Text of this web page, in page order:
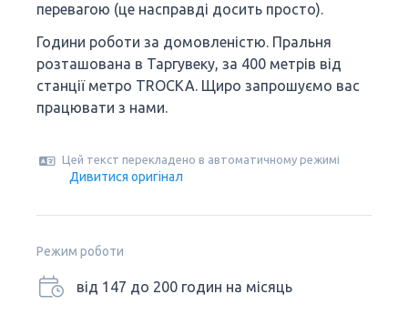
перевагою (це насправді досить просто).
Години роботи за домовленістю. Пральня
розташована в Таргувеку, за 400 метрів від
станції метро TROCKA. Щиро запрошуємо вас
працювати з нами.
Цей текст перекладено в автоматичному режимі
Дивитися оригінал
Режим роботи
від 147 до 200 годин на місяць